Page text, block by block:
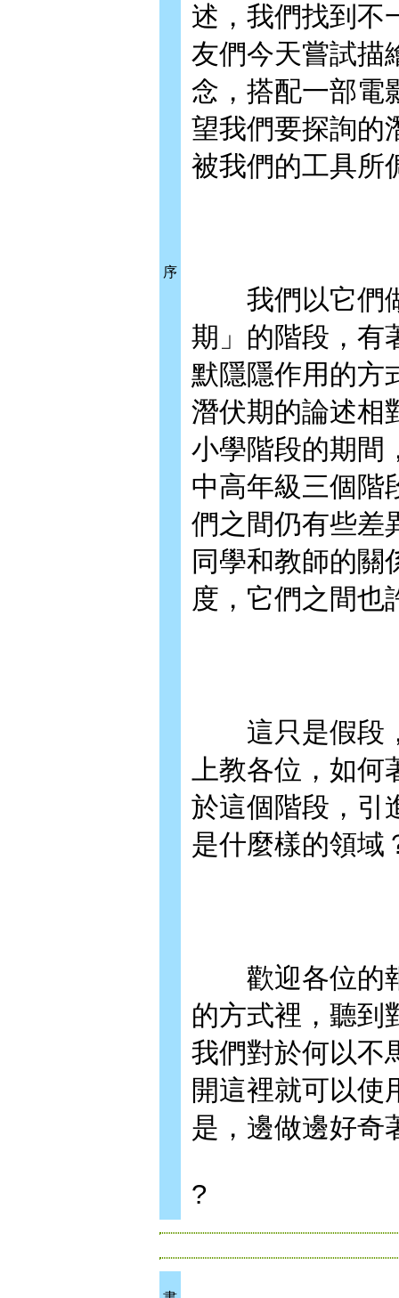
序
述，我們找到不
友們今天嘗試描
念，搭配一部電
望我們要探詢的
被我們的工具所
我們以它們做
期」的階段，有
默隱隱作用的方
潛伏期的論述相
小學階段的期間
中高年級三個階
們之間仍有些差
同學和教師的關
度，它們之間也
這只是假段，
上教各位，如何
於這個階段，引
是什麼樣的領域
歡迎各位的報
的方式裡，聽到
我們對於何以不
開這裡就可以使
是，邊做邊好奇
?